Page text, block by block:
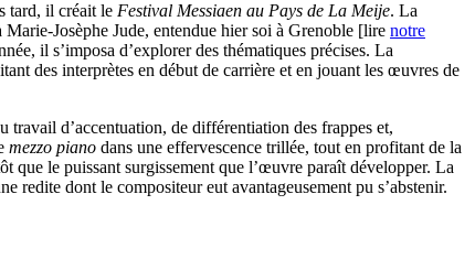
tard, il créait le Festival Messiaen au Pays de La Meije. La
Josèphe Jude, entendue hier soi à Grenoble [lire notre
il s’imposa d’explorer des thématiques précises. La
des interprètes en début de carrière et en jouant les œuvres de
d’accentuation, de différentiation des frappes et,
mezzo piano dans une effervescence trillée, tout en profitant de la
que le puissant surgissement que l’œuvre paraît développer. La
redite dont le compositeur eut avantageusement pu s’abstenir.